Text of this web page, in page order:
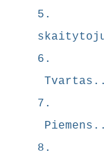
monetos.
portretai
piešiami su
neslepiamu
atskleidžia
nt jų
5.
6.
7.